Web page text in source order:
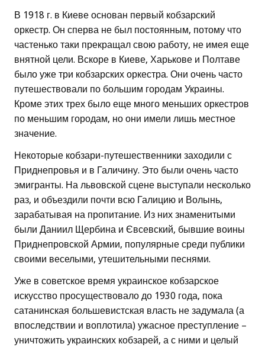
В 1918 г. в Киеве основан первый кобзарский
оркестр. Он сперва не был постоянным, потому что
частенько таки прекращал свою работу, не имея еще
внятной цели. Вскоре в Киеве, Харькове и Полтаве
было уже три кобзарских оркестра. Они очень часто
путешествовали по большим городам Украины.
Кроме этих трех было еще много меньших оркестров
по меньшим городам, но они имели лишь местное
значение.
Некоторые кобзари-путешественники заходили с
Приднепровья и в Галичину. Это были очень часто
эмигранты. На львовской сцене выступали несколько
раз, и объездили почти всю Галицию и Волынь,
зарабатывая на пропитание. Из них знаменитыми
были Даниил Щербина и Євсевский, бывшие воины
Приднепровской Армии, популярные среди публики
своими веселыми, утешительными песнями.
Уже в советское время украинское кобзарское
искусство просуществовало до 1930 года, пока
сатанинская большевистская власть не задумала (а
впоследствии и воплотила) ужасное преступление –
уничтожить украинских кобзарей, а с ними и целый